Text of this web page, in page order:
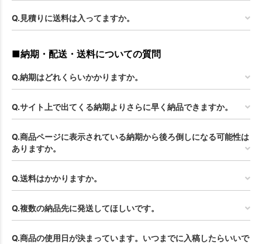
Q.見積りに送料は入ってますか。
■納期・配送・送料についての質問
Q.納期はどれくらいかかりますか。
Q.サイト上で出てくる納期よりさらに早く納品できますか。
Q.商品ページに表示されている納期から後ろ倒しになる可能性は
ありますか。
Q.送料はかかりますか。
Q.複数の納品先に発送してほしいです。
Q.商品の使用日が決まっています。いつまでに入稿したらいいで